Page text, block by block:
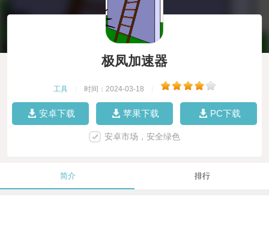
极凤加速器
工具 时间：2024-03-18
安卓下载 苹果下载 PC下载
安卓市场，安全绿色
简介 排行